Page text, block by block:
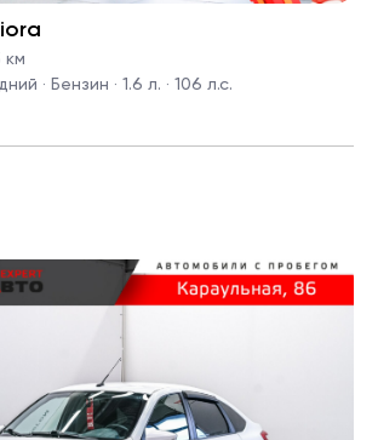
км
· Бензин · 1.6 л. · 106 л.с.